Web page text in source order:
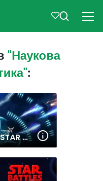
"Наукова
:
STAR WING